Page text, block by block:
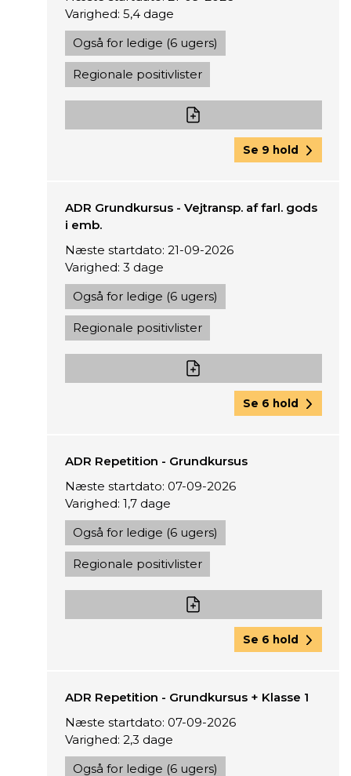
Også for ledige (6 ugers)
Regionale positivlister
Se 9 hold
Varighed: 5,4 dage
ADR Grundkursus - Vejtransp. af farl. gods
i emb.
Også for ledige (6 ugers)
Regionale positivlister
Se 6 hold
Næste startdato: 21-09-2026
Varighed: 3 dage
ADR Repetition - Grundkursus
Også for ledige (6 ugers)
Regionale positivlister
Se 6 hold
Næste startdato: 07-09-2026
Varighed: 1,7 dage
ADR Repetition - Grundkursus + Klasse 1
Også for ledige (6 ugers)
Næste startdato: 07-09-2026
Varighed: 2,3 dage